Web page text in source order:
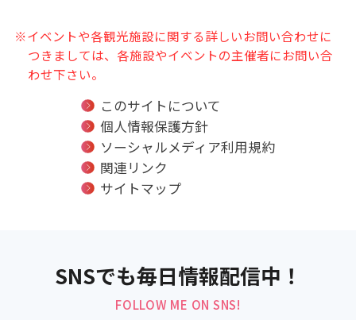
※イベントや各観光施設に関する詳しいお問い合わせに
つきましては、各施設やイベントの主催者にお問い合
わせ下さい。
このサイトについて
個人情報保護方針
ソーシャルメディア利用規約
関連リンク
サイトマップ
SNSでも毎日情報配信中！
FOLLOW ME ON SNS!